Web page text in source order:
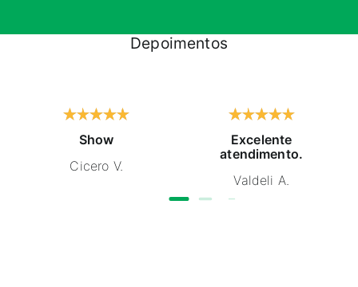
Depoimentos
Show
Cicero V.
Excelente
atendimento.
Valdeli A.